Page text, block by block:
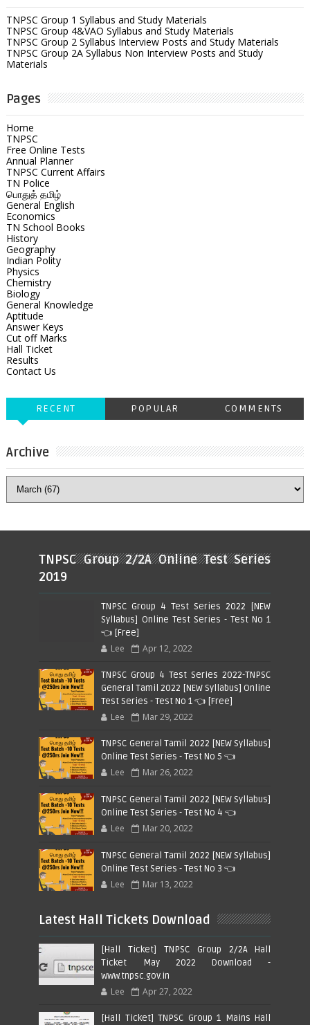
TNPSC Group 1 Syllabus and Study Materials
TNPSC Group 4&VAO Syllabus and Study Materials
TNPSC Group 2 Syllabus Interview Posts and Study Materials
TNPSC Group 2A Syllabus Non Interview Posts and Study
Materials
Pages
Home
TNPSC
Free Online Tests
Annual Planner
TNPSC Current Affairs
TN Police
பொதுத் தமிழ்
General English
Economics
TN School Books
History
Geography
Indian Polity
Physics
Chemistry
Biology
General Knowledge
Aptitude
Answer Keys
Cut off Marks
Hall Ticket
Results
Contact Us
RECENT POPULAR COMMENTS
Archive
TNPSC Group 2/2A Online Test Series
2019
TNPSC Group 4 Test Series 2022 [NEW
Syllabus] Online Test Series - Test No 1
👈 [Free]
Lee Apr 12, 2022
TNPSC Group 4 Test Series 2022-TNPSC
General Tamil 2022 [NEW Syllabus] Online
Test Series - Test No 1 👈 [Free]
Lee Mar 29, 2022
TNPSC General Tamil 2022 [NEW Syllabus]
Online Test Series - Test No 5 👈
Lee Mar 26, 2022
TNPSC General Tamil 2022 [NEW Syllabus]
Online Test Series - Test No 4 👈
Lee Mar 20, 2022
TNPSC General Tamil 2022 [NEW Syllabus]
Online Test Series - Test No 3 👈
Lee Mar 13, 2022
Latest Hall Tickets Download
[Hall Ticket] TNPSC Group 2/2A Hall
Ticket May 2022 Download -
www.tnpsc.gov.in
Lee Apr 27, 2022
[Hall Ticket] TNPSC Group 1 Mains Hall